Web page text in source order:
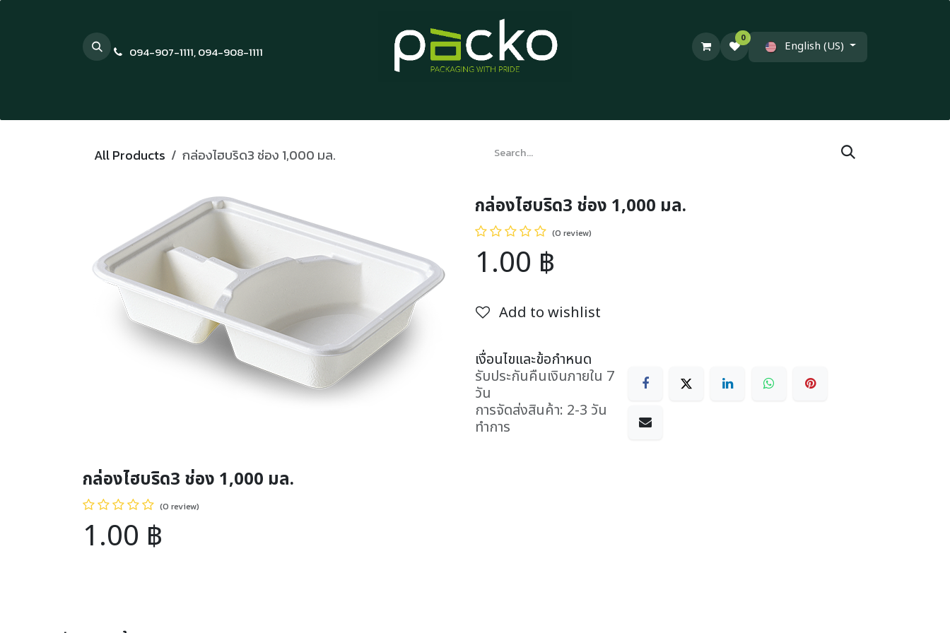
094-907-1111,094-908-1111
0
English (US)
All Products กล่องไฮบริด3 ช่อง 1,000 มล.
กล่องไฮบริด3 ช่อง 1,000 มล.
(0 review)
1.00 ฿
Add to wishlist
เงื่อนไขและข้อกำหนด
รับประกันคืนเงินภายใน 7
วัน
การจัดส่งสินค้า: 2-3 วัน
ทำการ
กล่องไฮบริด3 ช่อง 1,000 มล.
(0 review)
1.00 ฿